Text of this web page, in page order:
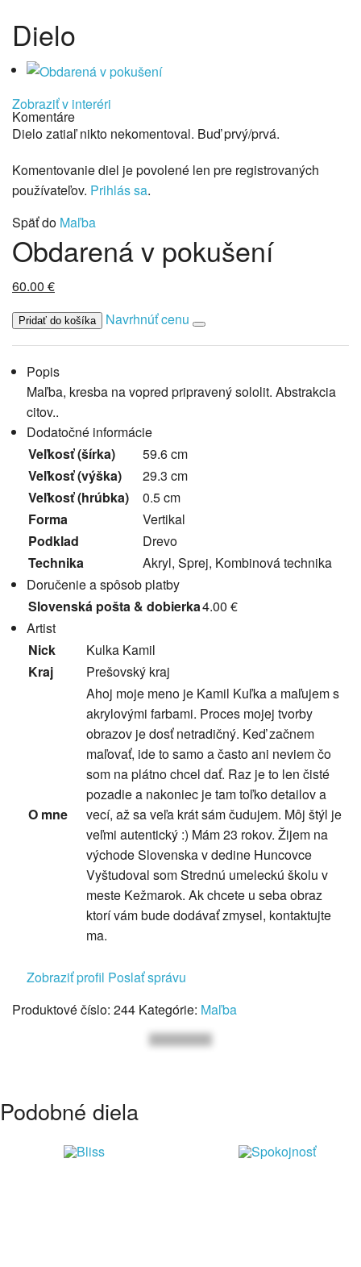
Dielo
Zobraziť v interéri
Komentáre
Dielo zatiaľ nikto nekomentoval. Buď prvý/prvá.
Komentovanie diel je povolené len pre registrovaných
používateľov. Prihlás sa.
Späť do Maľba
Obdarená v pokušení
60.00 €
Navrhnúť cenu
Popis
Maľba, kresba na vopred pripravený sololit. Abstrakcia
citov..
Dodatočné informácie
Veľkosť (šírka)
59.6 cm
Veľkosť (výška)
29.3 cm
Veľkosť (hrúbka)
0.5 cm
Forma
Vertikal
Podklad
Drevo
Technika
Akryl, Sprej, Kombinová technika
Doručenie a spôsob platby
Slovenská pošta & dobierka4.00 €
Artist
Nick
Kulka Kamil
Kraj
Prešovský kraj
O mne
Ahoj moje meno je Kamil Kuľka a maľujem s
akrylovými farbami. Proces mojej tvorby
obrazov je dosť netradičný. Keď začnem
maľovať, ide to samo a často ani neviem čo
som na plátno chcel dať. Raz je to len čisté
pozadie a nakoniec je tam toľko detailov a
vecí, až sa veľa krát sám čudujem. Môj štýl je
veľmi autentický :) Mám 23 rokov. Žijem na
východe Slovenska v dedine Huncovce
Vyštudoval som Strednú umeleckú školu v
meste Kežmarok. Ak chcete u seba obraz
ktorí vám bude dodávať zmysel, kontaktujte
ma.
Zobraziť profil Poslať správu
Produktové číslo: 244 Kategórie: Maľba
Podobné diela